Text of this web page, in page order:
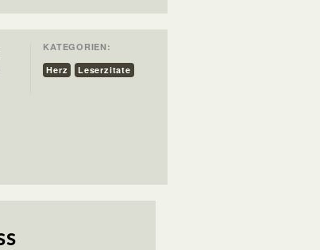
KATEGORIEN:
Herz
Leserzitate